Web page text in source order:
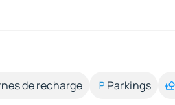
de recharge Parkings